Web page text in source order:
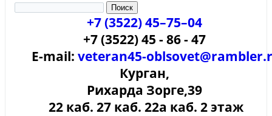
+7 (3522) 45–75–04
+7 (3522) 45 - 86 - 47
E-mail: veteran45-
Курган,
Рихарда Зорге,39
22 каб. 27 каб. 22а каб. 2 этаж